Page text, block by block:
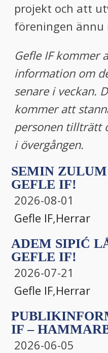
projekt och att
föreningen ännu
Gefle IF kommer
information om
senare i veckan.
kommer att
personen tillträtt
i övergången.
SEMIN
GEFLE IF!
2026-08-01
Gefle IF,Herrar
ADEM SIPIĆ
GEFLE IF!
2026-07-21
Gefle IF,Herrar
IF –
2026-06-05